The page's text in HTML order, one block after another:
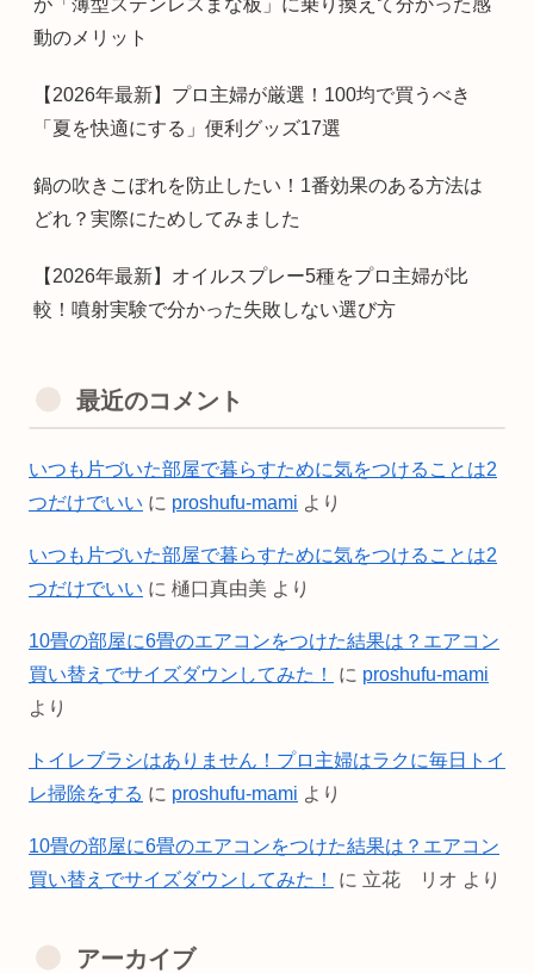
が「薄型ステンレスまな板」に乗り換えて分かった感
動のメリット
【2026年最新】プロ主婦が厳選！100均で買うべき
「夏を快適にする」便利グッズ17選
鍋の吹きこぼれを防止したい！1番効果のある方法は
どれ？実際にためしてみました
【2026年最新】オイルスプレー5種をプロ主婦が比
較！噴射実験で分かった失敗しない選び方
最近のコメント
いつも片づいた部屋で暮らすために気をつけることは2
つだけでいい に proshufu-mami より
いつも片づいた部屋で暮らすために気をつけることは2
つだけでいい に 樋口真由美 より
10畳の部屋に6畳のエアコンをつけた結果は？エアコン
買い替えでサイズダウンしてみた！
に proshufu-mami
より
トイレブラシはありません！プロ主婦はラクに毎日トイ
レ掃除をする に proshufu-mami より
10畳の部屋に6畳のエアコンをつけた結果は？エアコン
買い替えでサイズダウンしてみた！
に 立花 リオ より
アーカイブ